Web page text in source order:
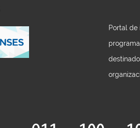
Portal de